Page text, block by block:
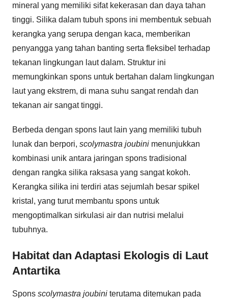
mineral yang memiliki sifat kekerasan dan daya tahan
tinggi. Silika dalam tubuh spons ini membentuk sebuah
kerangka yang serupa dengan kaca, memberikan
penyangga yang tahan banting serta fleksibel terhadap
tekanan lingkungan laut dalam. Struktur ini
memungkinkan spons untuk bertahan dalam lingkungan
laut yang ekstrem, di mana suhu sangat rendah dan
tekanan air sangat tinggi.
Berbeda dengan spons laut lain yang memiliki tubuh
lunak dan berpori, scolymastra joubini menunjukkan
kombinasi unik antara jaringan spons tradisional
dengan rangka silika raksasa yang sangat kokoh.
Kerangka silika ini terdiri atas sejumlah besar spikel
kristal, yang turut membantu spons untuk
mengoptimalkan sirkulasi air dan nutrisi melalui
tubuhnya.
Habitat dan Adaptasi Ekologis di Laut
Antartika
Spons scolymastra joubini terutama ditemukan pada